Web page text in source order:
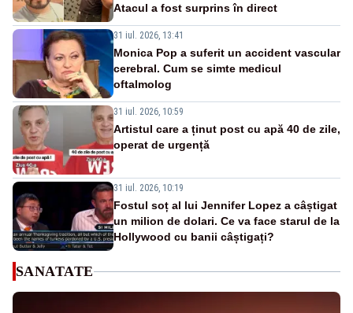
Atacul a fost surprins în direct
31 iul. 2026, 13:41
Monica Pop a suferit un accident vascular
cerebral. Cum se simte medicul
oftalmolog
31 iul. 2026, 10:59
Artistul care a ținut post cu apă 40 de zile,
operat de urgență
31 iul. 2026, 10:19
Fostul soț al lui Jennifer Lopez a câștigat
un milion de dolari. Ce va face starul de la
Hollywood cu banii câștigați?
SANATATE